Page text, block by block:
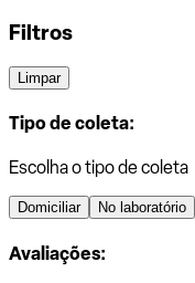
Filtros
Limpar
Tipo de coleta:
Escolha o tipo de coleta
Domiciliar No laboratório
Avaliações: